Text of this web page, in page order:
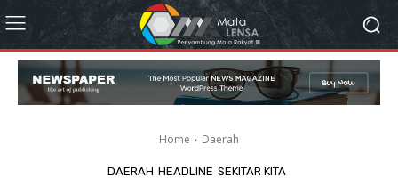
Home Daerah
DAERAH HEADLINE SEKITAR KITA